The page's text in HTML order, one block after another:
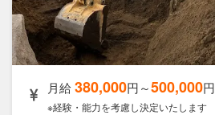
月給380,000円～500,000円
※経験・能力を考慮し決定いたします